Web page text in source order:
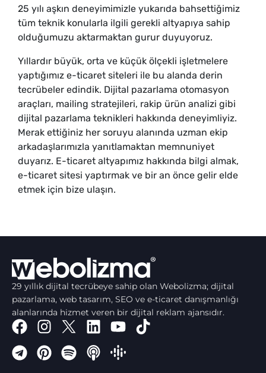
25 yılı aşkın deneyimimizle yukarıda bahsettiğimiz
tüm teknik konularla ilgili gerekli altyapıya sahip
olduğumuzu aktarmaktan gurur duyuyoruz.
Yıllardır büyük, orta ve küçük ölçekli işletmelere
yaptığımız e-ticaret siteleri ile bu alanda derin
tecrübeler edindik. Dijital pazarlama otomasyon
araçları, mailing stratejileri, rakip ürün analizi gibi
dijital pazarlama teknikleri hakkında deneyimliyiz.
Merak ettiğiniz her soruyu alanında uzman ekip
arkadaşlarımızla yanıtlamaktan memnuniyet
duyarız. E-ticaret altyapımız hakkında bilgi almak,
e-ticaret sitesi yaptırmak ve bir an önce gelir elde
etmek için bize ulaşın.
29 yıllık dijital tecrübeye sahip olan Webolizma; dijital
pazarlama, web tasarım, SEO ve e-ticaret danışmanlığı
alanlarında hizmet veren bir dijital reklam ajansıdır.